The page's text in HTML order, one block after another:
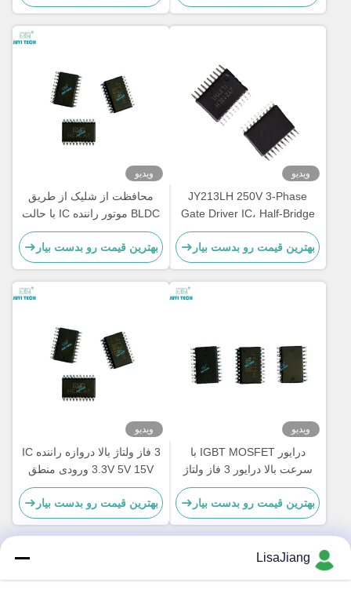
موتور BLDC
ویدیو
JY213LH 250V 3-Phase
Gate Driver IC، Half-Bridge
MOSFET/IGBT Driver ±1A،
تراشه راننده موتور BLDC ولتاژ
بالا، TSSOP-20
بهترین قیمت رو بدست بیار
ویدیو
محافظت از شلیک از طریق
BLDC موتور راننده IC با حالت
کنترل SPWM و 1 S دوره نرم
شروع
بهترین قیمت رو بدست بیار
ویدیو
درایور IGBT MOSFET با
سرعت بالا درایور 3 فاز ولتاژ
بالا درایور دروازه
بهترین قیمت رو بدست بیار
ویدیو
3 فاز ولتاژ بالا دروازه راننده IC
3.3V 5V 15V ورودی منطق
سازگار ساخته شده در زمان
خاموش
بهترین قیمت رو بدست بیار
LisaJiang